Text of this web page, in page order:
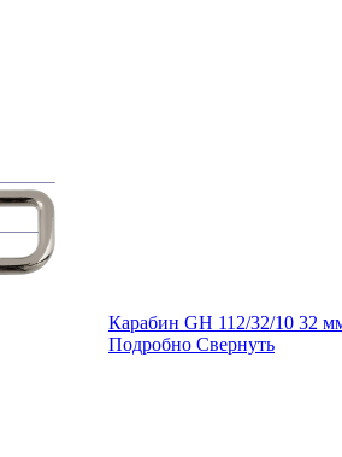
Карабин GH 112/32/10 32
Подробно Свернуть